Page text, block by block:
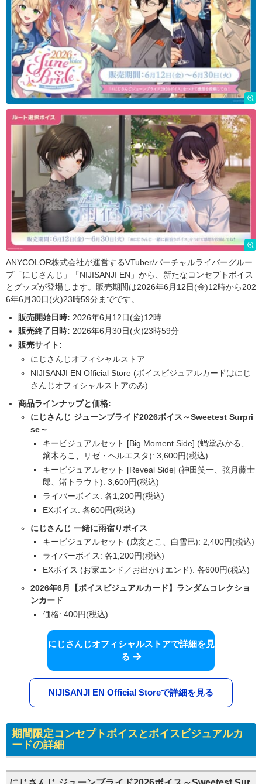
ANYCOLOR株式会社が運営するVTuber/バーチャルライバーグルー
プ「にじさんじ」「NIJISANJI EN」から、新たなコンセプトボイス
とグッズが登場します。販売期間は2026年6月12日(金)12時から202
6年6月30日(火)23時59分までです。
販売開始日時: 2026年6月12日(金)12時
販売終了日時: 2026年6月30日(火)23時59分
販売サイト:
にじさんじオフィシャルストア
NIJISANJI EN Official Store (ボイスビジュアルカードはにじ
さんじオフィシャルストアのみ)
商品ラインナップと価格:
にじさんじ ジューンブライド2026ボイス～Sweetest Surpri
se～
キービジュアルセット [Big Moment Side] (蝸堂みかる、
鏑木ろこ、リゼ・ヘルエスタ): 3,600円(税込)
キービジュアルセット [Reveal Side] (神田笑一、弦月藤士
郎、渚トラウト): 3,600円(税込)
ライバーボイス: 各1,200円(税込)
EXボイス: 各600円(税込)
にじさんじ 一緒に雨宿りボイス
キービジュアルセット (戌亥とこ、白雪巴): 2,400円(税込)
ライバーボイス: 各1,200円(税込)
EXボイス (お家エンド／お出かけエンド): 各600円(税込)
2026年6月【ボイスビジュアルカード】ランダムコレクショ
ンカード
価格: 400円(税込)
にじさんじオフィシャルストアで詳細を見
る
NIJISANJI EN Official Storeで詳細を見る
期間限定コンセプトボイスとボイスビジュアルカ
ードの詳細